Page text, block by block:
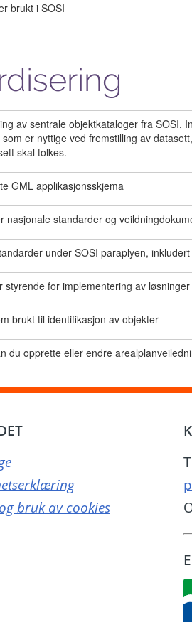
brukt i SOSI
av sentrale objektkataloger fra SOSI,
er nyttige ved fremstilling av
skal tolkes.
GML applikasjonsskjema
nasjonale standarder og
under SOSI paraplyen,
styrende for implementering av
brukt til identifikasjon av objekter
du opprette eller endre